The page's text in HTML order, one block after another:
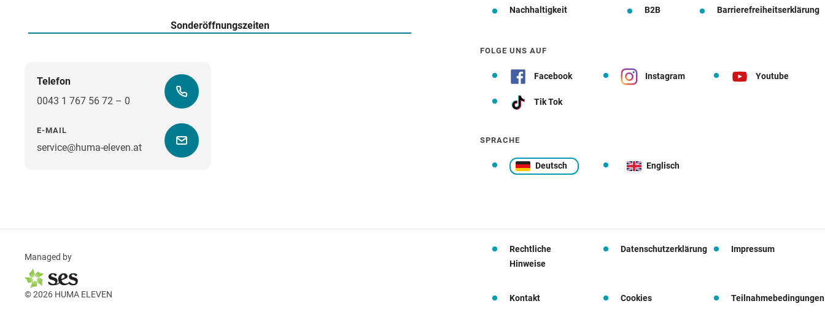
Sonderöffnungszeiten
Telefon
0043 1 767 56 72 – 0
E-MAIL
service@huma-eleven.at
Nachhaltigkeit B2B Barrierefreiheitserklärung
FOLGE UNS AUF
Facebook Instagram Youtube
Tik Tok
SPRACHE
Deutsch Englisch
Managed by
© 2026 HUMA ELEVEN
Rechtliche
Hinweise
Datenschutzerklärung Impressum
Kontakt Cookies Teilnahmebedingungen